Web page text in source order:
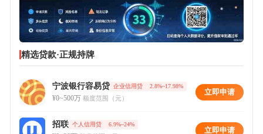
精选贷款·正规持牌
宁波银行容易贷 企业信用贷 2.8%~17.98%
¥0~500万 额度范围（元）
立即申请
招联 个人信用贷 6.9%~24%
立即申请